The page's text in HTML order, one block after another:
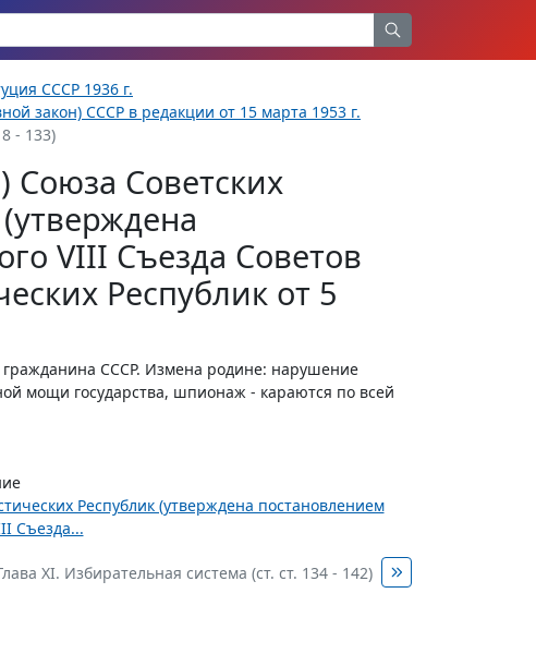
СССР 1936 г.
закон) СССР в редакции от 15 марта 1953 г.
- 133)
Союза Советских
VIII Съезда Советов
Республик от 5
СССР. Измена родине: нарушение
мощи государства, шпионаж - караются по всей
Республик (утверждена постановлением
Съезда...
XI. Избирательная система (ст. ст. 134 - 142)